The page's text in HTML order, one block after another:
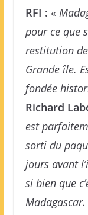
RFI : «
pour ce que
restitution
Grande île.
fondée
Richard
est
sorti du
jours avant
si bien que